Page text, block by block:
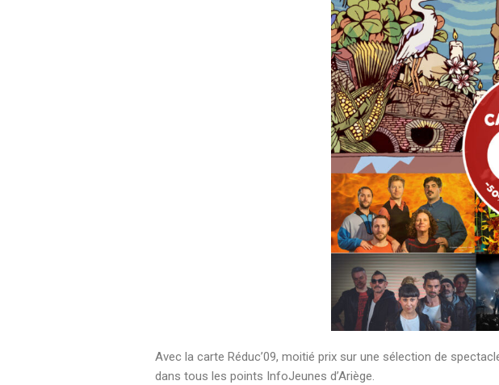
Avec la carte Réduc’09, moitié prix sur une sélection de
dans tous les points InfoJeunes d’Ariège.